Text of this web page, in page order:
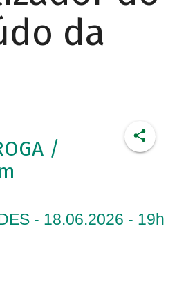
da
/
- 18.06.2026 - 19h